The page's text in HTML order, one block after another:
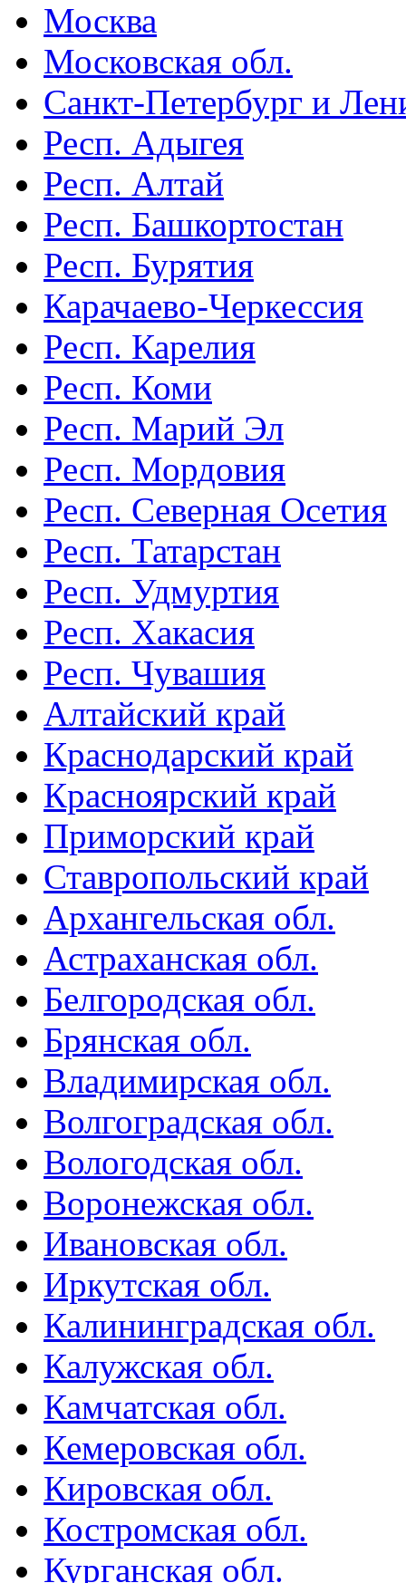
Москва
Московская обл.
Санкт-Петербург и
Респ. Адыгея
Респ. Алтай
Респ. Башкортостан
Респ. Бурятия
Карачаево-Черкессия
Респ. Карелия
Респ. Коми
Респ. Марий Эл
Респ. Мордовия
Респ. Северная Осетия
Респ. Татарстан
Респ. Удмуртия
Респ. Хакасия
Респ. Чувашия
Алтайский край
Краснодарский край
Красноярский край
Приморский край
Ставропольский край
Архангельская обл.
Астраханская обл.
Белгородская обл.
Брянская обл.
Владимирская обл.
Волгоградская обл.
Вологодская обл.
Воронежская обл.
Ивановская обл.
Иркутская обл.
Калининградская обл.
Калужская обл.
Камчатская обл.
Кемеровская обл.
Кировская обл.
Костромская обл.
Курганская обл.